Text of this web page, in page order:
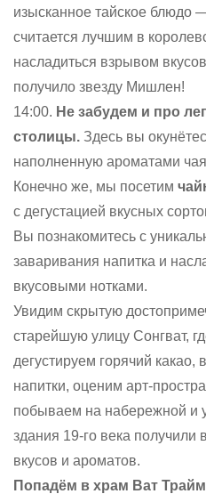
изысканное тайское блюдо
считается лучшим в
насладиться взрывом
получило звезду Мишлен!
14:00. Не забудем и про
столицы. Здесь вы
наполненную ароматами
Конечно же, мы посетим
с дегустацией вкусных
Вы познакомитесь с
заваривания напитка и
вкусовыми нотками.
Увидим скрытую
старейшую улицу Сонгват,
дегустируем горячий
напитки, оценим арт-
побываем на набережной и
здания 19-го века получили
вкусов и ароматов.
Попадём в храм Ват